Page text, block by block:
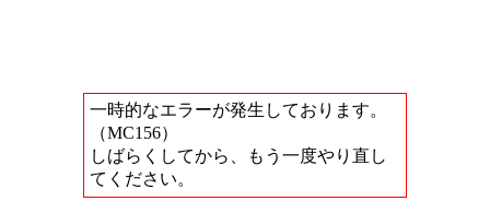
一時的なエラーが発生しております。
（MC156）
しばらくしてから、もう一度やり直し
てください。